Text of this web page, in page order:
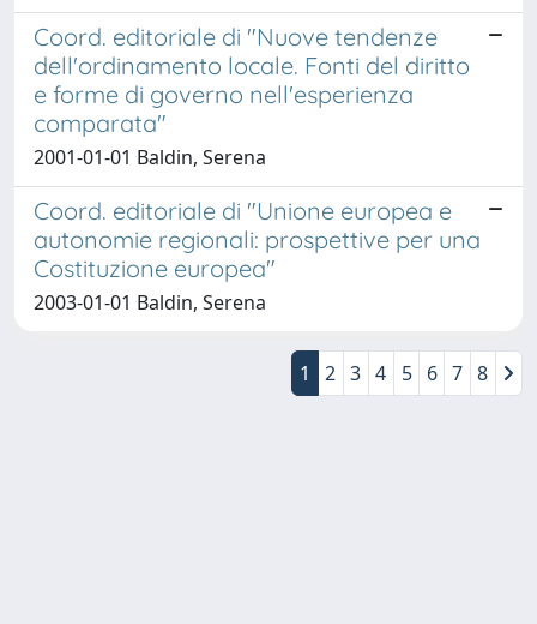
Coord. editoriale di "Nuove tendenze
dell'ordinamento locale. Fonti del diritto
e forme di governo nell'esperienza
comparata"
2001-01-01 Baldin, Serena
Coord. editoriale di "Unione europea e
autonomie regionali: prospettive per una
Costituzione europea"
2003-01-01 Baldin, Serena
1 2 3 4 5 6 7 8